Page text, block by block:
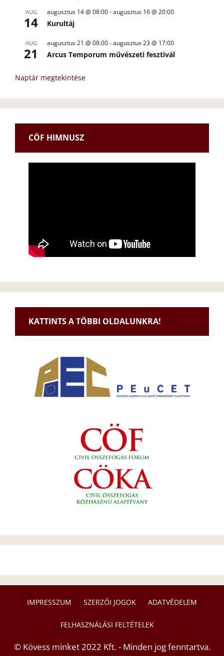
AUG
14
augusztus 14 @ 08:00-augusztus 16 @ 20:00
Kurultáj
AUG
21
augusztus 21 @ 08:00-augusztus 23 @ 17:00
Arcus Temporum művészeti fesztivál
Naptár megtekintése
CÖF HIMNUSZ
KATTINTS A TÖBBI OLDALUNKRA!
IMPRESSZUM SZERZŐI JOGOK ADATVÉDELEM
FELHASZNÁLÁSI FELTÉTELEK
© Kövess minket 2022 Kft. - Minden jog fenntartva.